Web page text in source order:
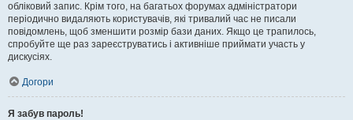
обліковий запис. Крім того, на багатьох форумах адміністратори
періодично видаляють користувачів, які тривалий час не писали
повідомлень, щоб зменшити розмір бази даних. Якщо це трапилось,
спробуйте ще раз зареєструватись і активніше приймати участь у
дискусіях.
Догори
Я забув пароль!